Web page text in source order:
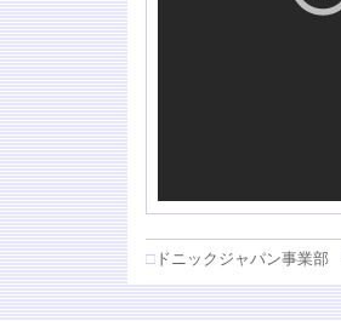
□ ドニックジャパン事業部